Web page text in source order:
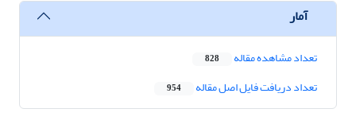
آمار
تعداد مشاهده مقاله 828
تعداد دریافت فایل اصل مقاله 954